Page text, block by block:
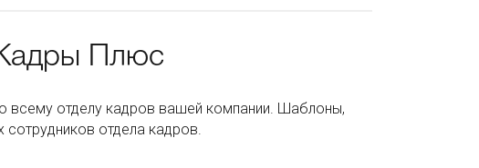
Плюс
всему отделу кадров вашей компании. Шаблоны,
отдела кадров.